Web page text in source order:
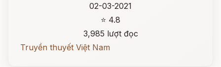
02-03-2021
⭐ 4.8
3,985 lượt đọc
Truyền thuyết Việt Nam